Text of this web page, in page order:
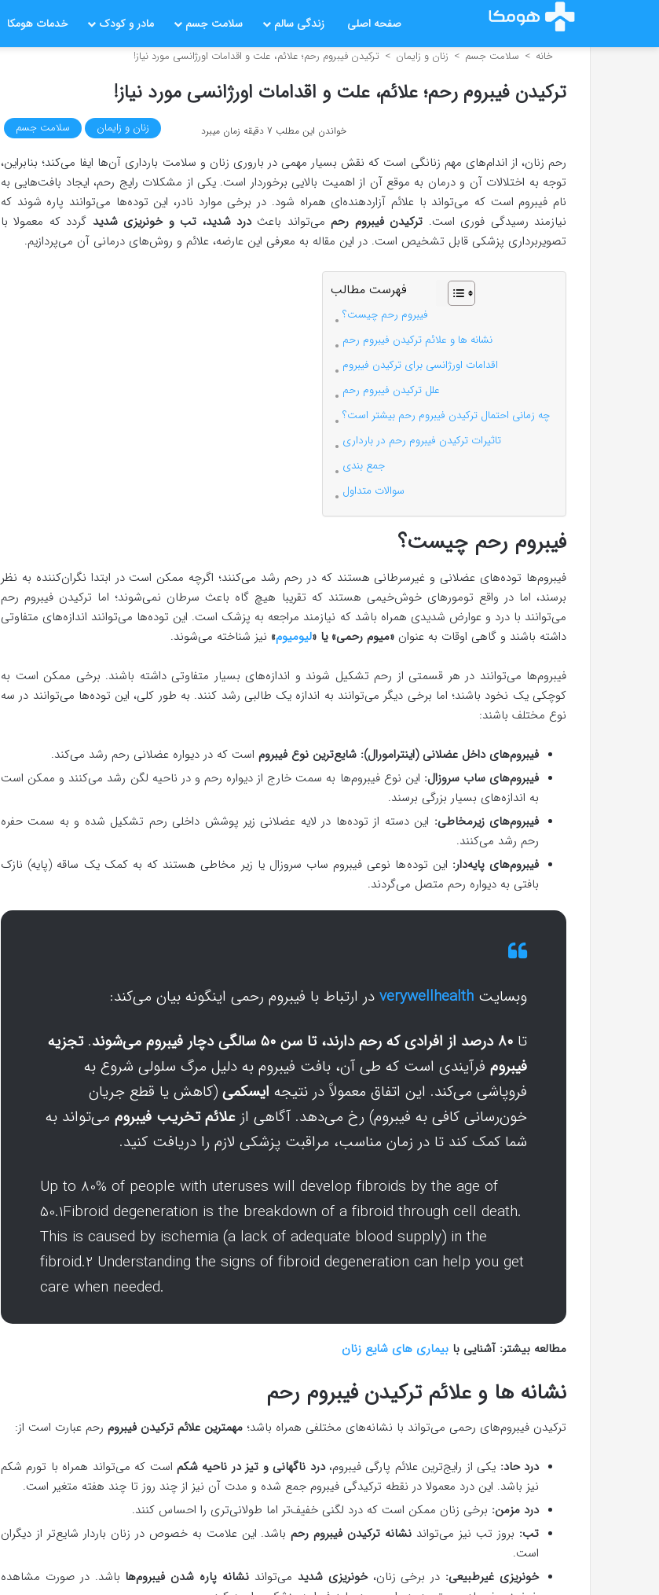
صفحه اصلی زندگی سالم سلامت جسم مادر و کودک خدمات هومکا
خانه > سلامت جسم > زنان و زایمان > ترکیدن فیبروم رحم؛ علائم، علت و اقدامات اورژانسی مورد نیاز!
ترکیدن فیبروم رحم؛ علائم، علت و اقدامات اورژانسی مورد نیاز!
خواندن این مطلب 7 دقیقه زمان میبرد زنان و زایمان سلامت جسم
رحم زنان، از اندام‌های مهم زنانگی است که نقش بسیار مهمی در باروری زنان و سلامت بارداری آن‌ها ایفا می‌کند؛ بنابراین،
توجه به اختلالات آن و درمان به موقع آن از اهمیت بالایی برخوردار است. یکی از مشکلات رایج رحم، ایجاد بافت‌هایی به
نام فیبروم است که می‌تواند با علائم آزاردهنده‌ای همراه شود. در برخی موارد نادر، این توده‌ها می‌توانند پاره شوند که
نیازمند رسیدگی فوری است. ترکیدن فیبروم رحممی‌تواند باعثدرد شدید، تب و خونریزی شدید گردد که معمولا با
تصویربرداری پزشکی قابل تشخیص است. در این مقاله به معرفی این عارضه، علائم و روش‌های درمانی آن می‌پردازیم.
فهرست مطالب
فیبروم رحم چیست؟
نشانه ها و علائم ترکیدن فیبروم رحم
اقدامات اورژانسی برای ترکیدن فیبروم
علل ترکیدن فیبروم رحم
چه زمانی احتمال ترکیدن فیبروم رحم بیشتر است؟
تاثیرات ترکیدن فیبروم رحم در بارداری
جمع بندی
سوالات متداول
فیبروم رحم چیست؟
فیبروم‌ها توده‌های عضلانی و غیرسرطانی هستند که در رحم رشد می‌کنند؛ اگرچه ممکن است در ابتدا نگران‌کننده به نظر
برسند، اما در واقع تومورهای خوش‌خیمی هستند که تقریبا هیچ گاه باعث سرطان نمی‌شوند؛ اما ترکیدن فیبروم رحم
می‌توانند با درد و عوارض شدیدی همراه باشد که نیازمند مراجعه به پزشک است. این توده‌ها می‌توانند اندازه‌های متفاوتی
داشته باشند و گاهی اوقات به عنوان «میوم رحمی» یا «لیومیوم» نیز شناخته می‌شوند.
فیبروم‌ها می‌توانند در هر قسمتی از رحم تشکیل شوند و اندازه‌های بسیار متفاوتی داشته باشند. برخی ممکن است به
کوچکی یک نخود باشند؛ اما برخی دیگر می‌توانند به اندازه یک طالبی رشد کنند. به طور کلی، این توده‌ها می‌توانند در سه
نوع مختلف باشند:
فیبروم‌های داخل عضلانی (اینترامورال): شایع‌ترین نوع فیبروم است که در دیواره عضلانی رحم رشد می‌کند.
فیبروم‌های ساب سروزال: این نوع فیبروم‌ها به سمت خارج از دیواره رحم و در ناحیه لگن رشد می‌کنند و ممکن است
به اندازه‌های بسیار بزرگی برسند.
فیبروم‌های زیرمخاطی: این دسته از توده‌ها در لایه عضلانی زیر پوشش داخلی رحم تشکیل شده و به سمت حفره
رحم رشد می‌کنند.
فیبروم‌های پایه‌دار: این توده‌ها نوعی فیبروم ساب سروزال یا زیر مخاطی هستند که به کمک یک ساقه (پایه) نازک
بافتی به دیواره رحم متصل می‌گردند.
وبسایت verywellhealth در ارتباط با فیبروم رحمی اینگونه بیان می‌کند:
تا ۸۰ درصد از افرادی که رحم دارند، تا سن ۵۰ سالگی دچار فیبروم می‌شوند .تجزیه
فیبروم فرآیندی است که طی آن، بافت فیبروم به دلیل مرگ سلولی شروع به
فروپاشی می‌کند. این اتفاق معمولاً در نتیجه ایسکمی (کاهش یا قطع جریان
خون‌رسانی کافی به فیبروم) رخ می‌دهد. آگاهی از علائم تخریب فیبروم می‌تواند به
شما کمک کند تا در زمان مناسب، مراقبت پزشکی لازم را دریافت کنید.
Up to 80% of people with uteruses will develop fibroids by the age of
50.1Fibroid degeneration is the breakdown of a fibroid through cell death.
This is caused by ischemia (a lack of adequate blood supply) in the
fibroid.2 Understanding the signs of fibroid degeneration can help you get
care when needed.
مطالعه بیشتر: آشنایی با بیماری های شایع زنان
نشانه ها و علائم ترکیدن فیبروم رحم
ترکیدن فیبروم‌های رحمی می‌تواند با نشانه‌های مختلفی همراه باشد؛ مهمترین علائم ترکیدن فیبروم رحم عبارت است از:
درد حاد: یکی از رایج‌ترین علائم پارگی فیبروم،درد ناگهانی و تیز در ناحیه شکم است که می‌تواند همراه با تورم شکم
نیز باشد. این درد معمولا در نقطه ترکیدگی فیبروم جمع شده و مدت آن نیز از چند روز تا چند هفته متغیر است.
درد مزمن: برخی زنان ممکن است که درد لگنی خفیف‌تر اما طولانی‌تری را احساس کنند.
تب: بروز تب نیز می‌تواند نشانه ترکیدن فیبروم رحمباشد. این علامت به خصوص در زنان باردار شایع‌تر از دیگران
است.
خونریزی غیرطبیعی: در برخی زنان،خونریزی شدید می‌تواند نشانه پاره شدن فیبروم‌ها باشد. در صورت مشاهده